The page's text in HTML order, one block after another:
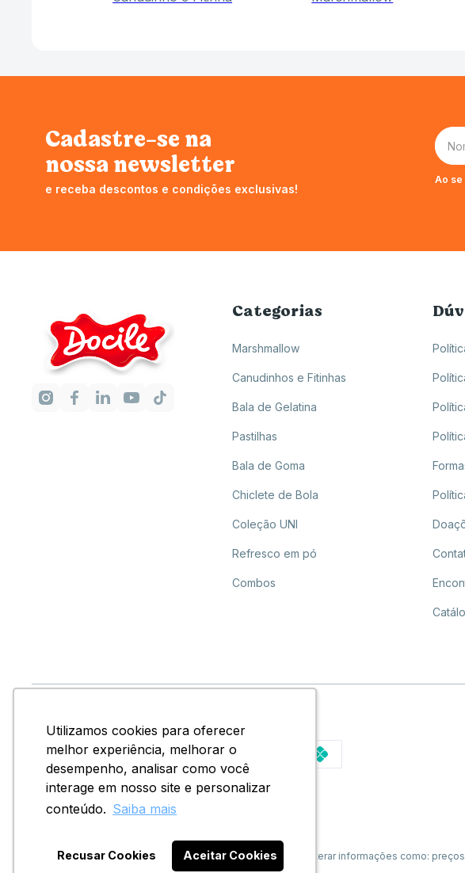
Utilizamos cookies para oferecer
melhor experiência, melhorar o
desempenho, analisar como você
interage em nosso site e personalizar
conteúdo. Saiba mais
Recusar Cookies Aceitar Cookies
Utilizamos cookies para oferecer
melhor experiência, melhorar o
desempenho, analisar como você
interage em nosso site e personalizar
conteúdo. Saiba mais
Recusar Cookies Aceitar Cookies
Cadastre-se na
nossa newsletter
e receba descontos e condições exclusivas!
Ao se
Categorias
Marshmallow
Canudinhos e Fitinhas
Bala de Gelatina
Pastilhas
Bala de Goma
Chiclete de Bola
Coleção UNI
Refresco em pó
Combos
Formas de Pagamento:
© Copyright 2020 - Todos os direitos reservados.
Docile Alimentos LTDA reserva-se no direito de corrigir ou alterar informações como:
e disponibilidade de estoque a qualquer momento.